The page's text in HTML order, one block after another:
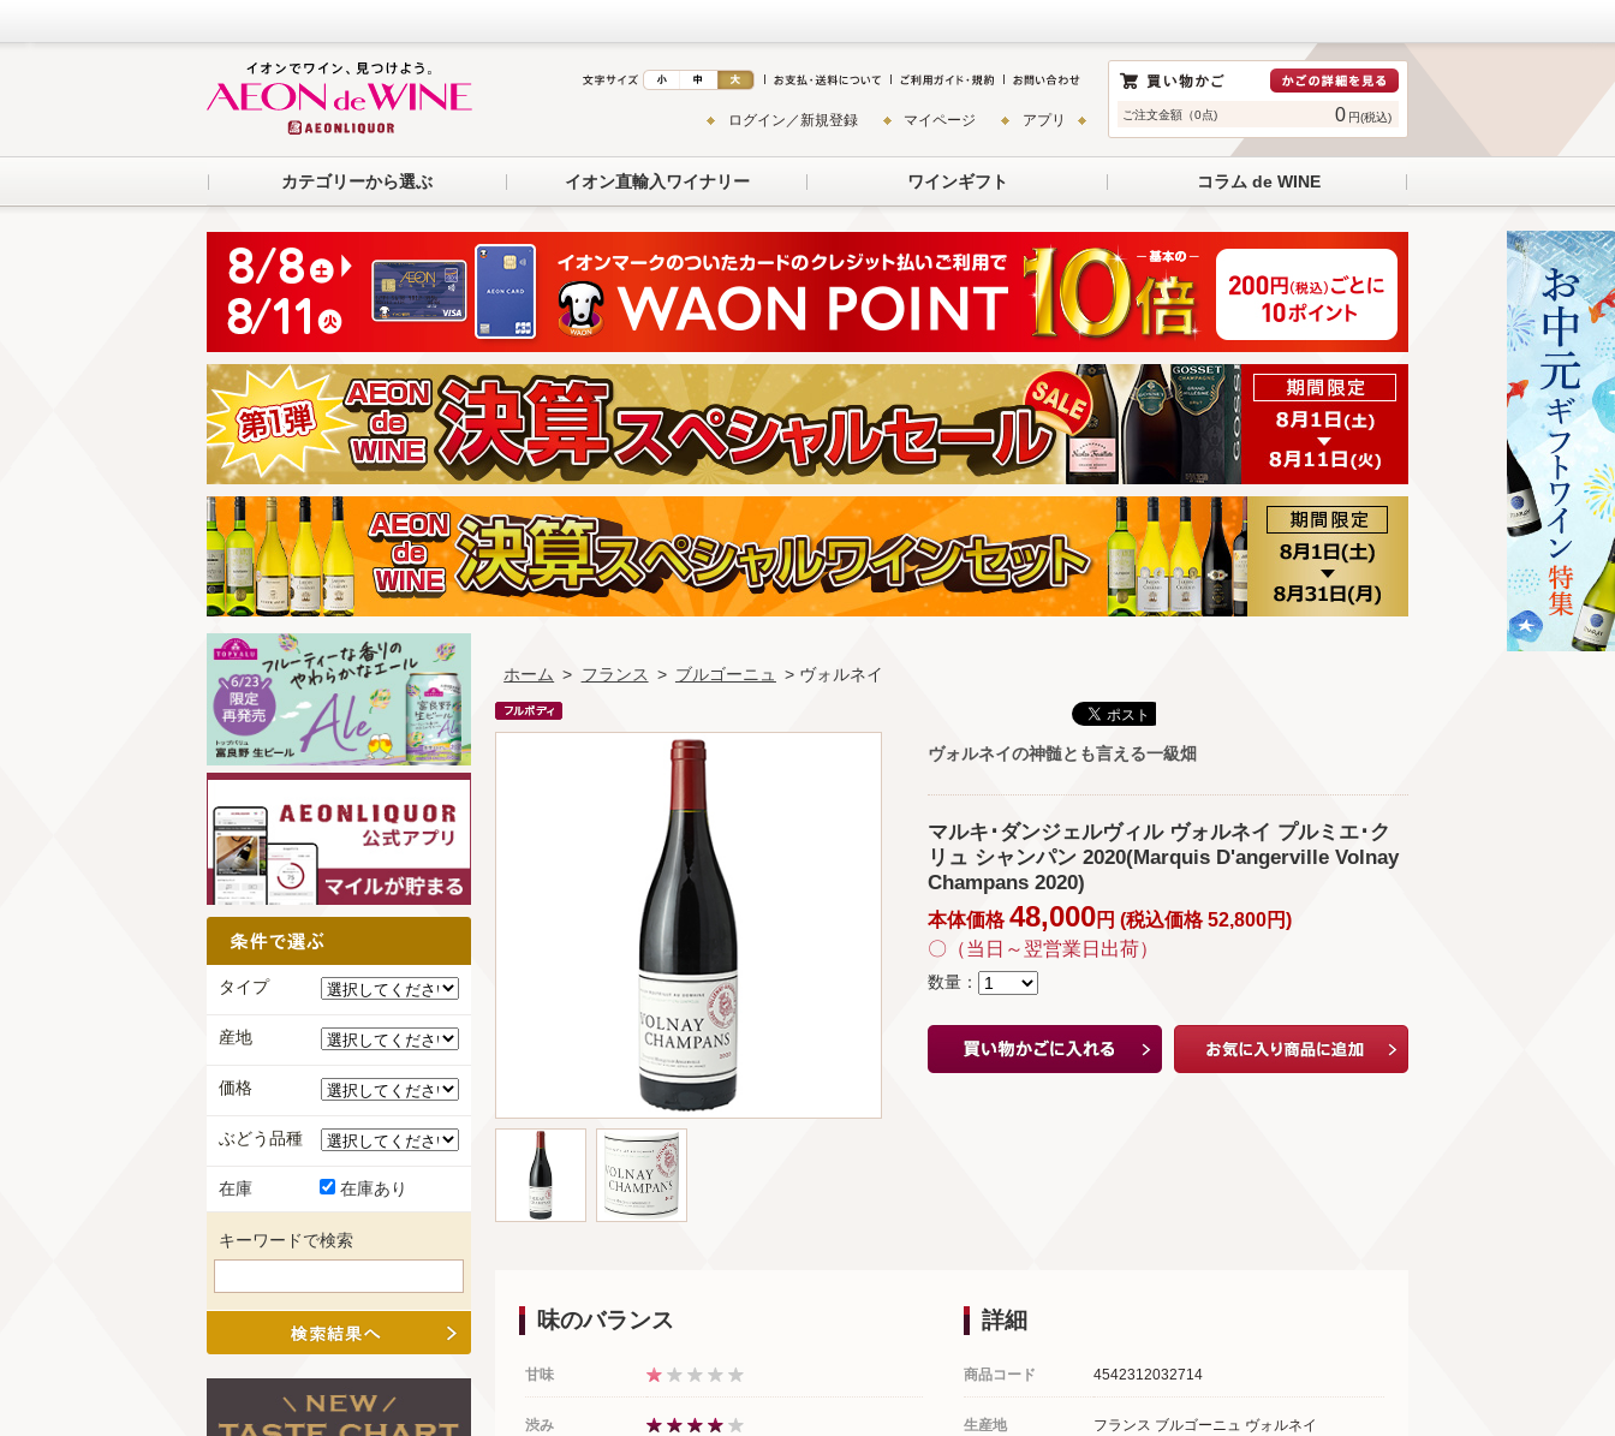
ご注文金額（0点) 0 円(税込)
ログイン／新規登録 マイページ アプリ
カテゴリーから選ぶ イオン直輸入ワイナリー ワインギフト コラム de WINE
ホーム > フランス > ブルゴーニュ > ヴォルネイ
ヴォルネイの神髄とも言える一級畑
マルキ･ダンジェルヴィル ヴォルネイ プルミエ･ク
リュ シャンパン 2020(Marquis D'angerville Volnay
Champans 2020)
本体価格48,000円 (税込価格52,800円)
〇（当日～翌営業日出荷）
数量：
詳細
商品コード 4542312032714
生産地 フランス ブルゴーニュ ヴォルネイ
味のバランス
甘味
渋み
タイプ
産地
価格
ぶどう品種
在庫 在庫あり
キーワードで検索